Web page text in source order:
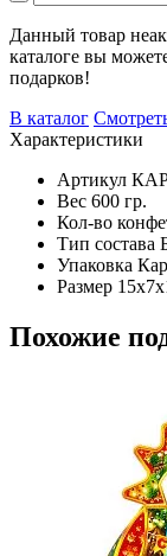
Данный товар
каталоге вы
подарков!
В каталог
Характеристики
Артикул
Вес 600 гр.
Кол-во
Тип состава
Упаковка
Размер
Похожие